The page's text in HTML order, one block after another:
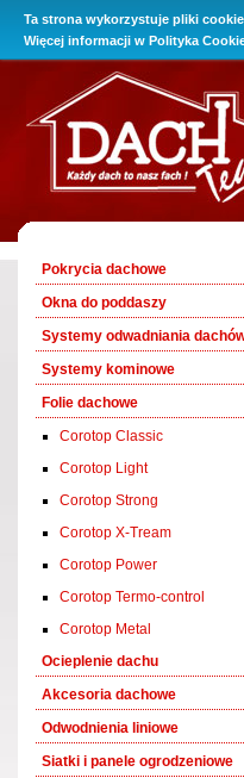
Ta strona wykorzystuje pliki
Więcej informacji w Polityka
O Firmie Promocje
Pokrycia dachowe
Okna do poddaszy
Systemy odwadniania
Systemy kominowe
Folie dachowe
Corotop Classic
Corotop Light
Corotop Strong
Corotop X-Tream
Corotop Power
Corotop Termo-control
Corotop Metal
Ocieplenie dachu
Akcesoria dachowe
Odwodnienia liniowe
Siatki i panele ogrodzeniowe